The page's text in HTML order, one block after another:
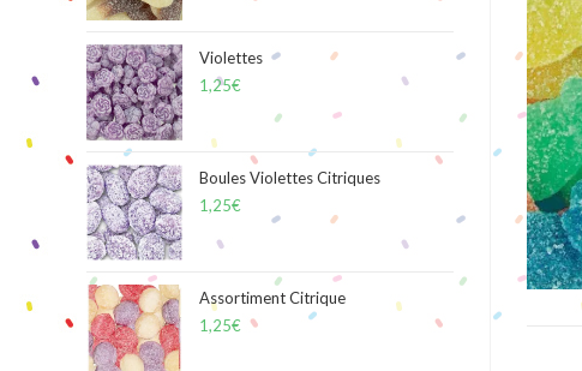
Violettes
1,25€
Boules Violettes Citriques
1,25€
Assortiment Citrique
1,25€